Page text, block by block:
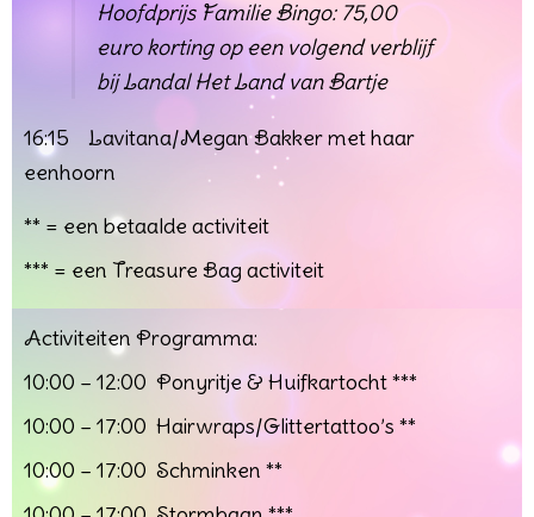
Hoofdprijs Familie Bingo: 75,00
euro korting op een volgend verblijf
bij Landal Het Land van Bartje
16:15 Lavitana/Megan Bakker met haar
eenhoorn
** = een betaalde activiteit
*** = een Treasure Bag activiteit
Activiteiten Programma:
10:00 – 12:00 Ponyritje & Huifkartocht ***
10:00 – 17:00 Hairwraps/Glittertattoo’s **
10:00 – 17:00 Schminken **